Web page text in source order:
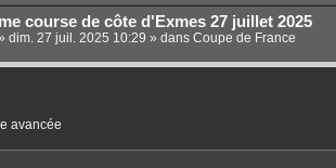
course de côte d'Exmes 27 juillet 2025
dim. 27 juil. 2025 10:29 » dans Coupe de France
avancée